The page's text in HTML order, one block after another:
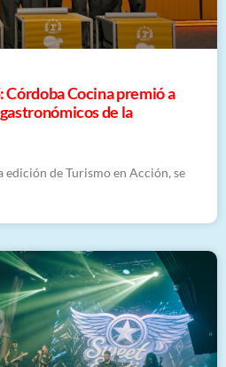
Córdoba Cocina premió a
de la
edición de Turismo en Acción, se